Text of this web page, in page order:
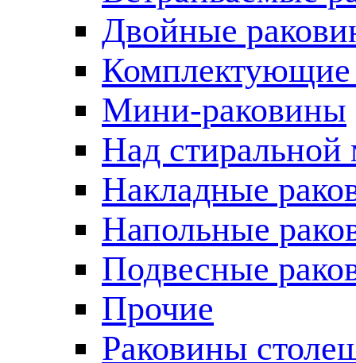
Двойные
Комплектующие
Мини-раковины
Над
Накладные
Напольные
Подвесные
Прочие
Раковины